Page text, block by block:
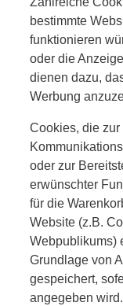
bestimmte
funktionieren
oder die
dienen dazu,
Werbung
Cookies, die
oder zur
erwünschter
für die
Website (z.B.
Webpublikums)
Grundlage von
gespeichert,
angegeben